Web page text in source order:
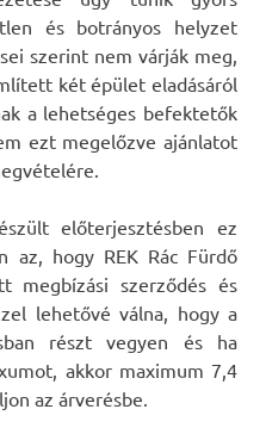
és botrányos helyzet
szerint nem várják meg,
két épület eladásáról
a lehetséges befektetők
ezt megelőzve ajánlatot
előterjesztésben ez
az, hogy REK Rác Fürdő
megbízási szerződés és
lehetővé válna, hogy a
részt vegyen és ha
akkor maximum 7,4
az árverésbe.